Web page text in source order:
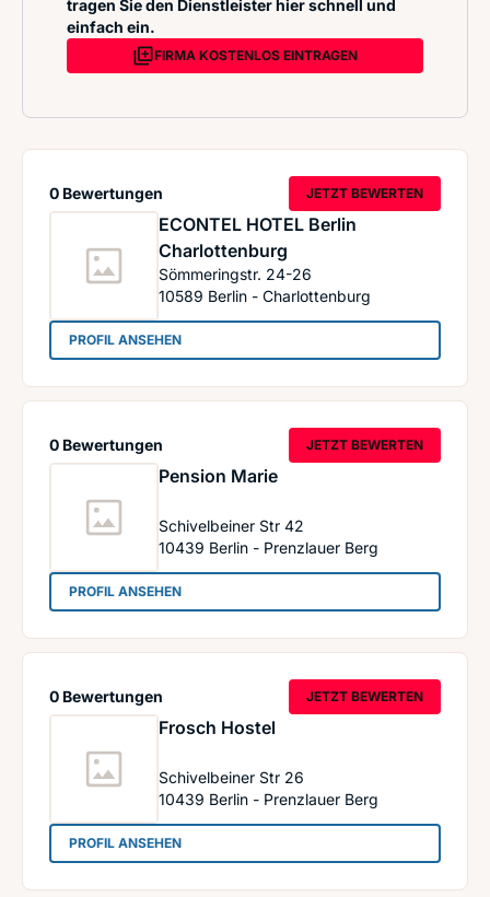
tragen Sie den Dienstleister hier schnell und
einfach ein.
FIRMA KOSTENLOS EINTRAGEN
ECONTEL HOTEL Berlin
Charlottenburg
Sömmeringstr. 24-26
10589 Berlin - Charlottenburg
0 Bewertungen JETZT BEWERTEN
PROFIL ANSEHEN: ECONTEL HOTEL Berlin Charlottenburg
Pension Marie
Schivelbeiner Str 42
10439 Berlin - Prenzlauer Berg
0 Bewertungen JETZT BEWERTEN
PROFIL ANSEHEN: Pension Marie
Frosch Hostel
Schivelbeiner Str 26
10439 Berlin - Prenzlauer Berg
0 Bewertungen JETZT BEWERTEN
PROFIL ANSEHEN: Frosch Hostel